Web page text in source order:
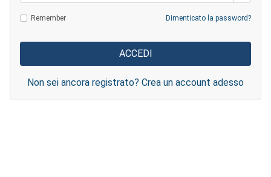
Remember Dimenticato la password?
Non sei ancora registrato? Crea un account adesso